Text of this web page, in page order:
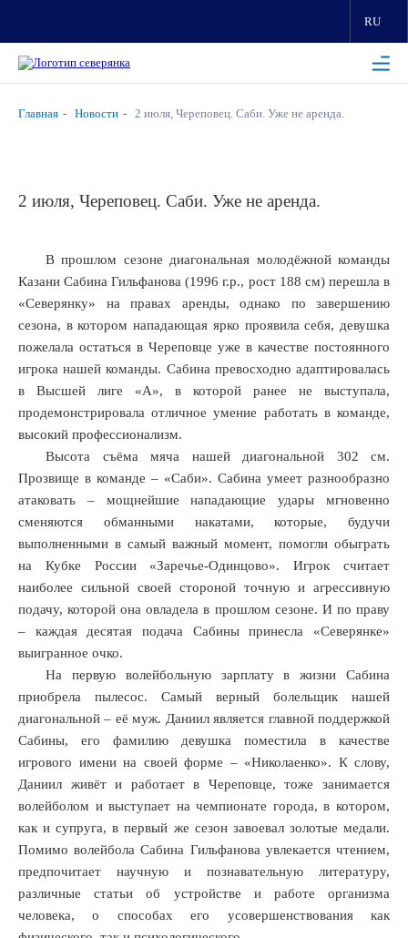
RU
Главная Новости 2 июля, Череповец. Саби. Уже не аренда.
2 июля, Череповец. Саби. Уже не аренда.
В прошлом сезоне диагональная молодёжной команды
Казани Сабина Гильфанова (1996 г.р., рост 188 см) перешла в
«Северянку» на правах аренды, однако по завершению
сезона, в котором нападающая ярко проявила себя, девушка
пожелала остаться в Череповце уже в качестве постоянного
игрока нашей команды. Сабина превосходно адаптировалась
в Высшей лиге «А», в которой ранее не выступала,
продемонстрировала отличное умение работать в команде,
высокий профессионализм.
Высота съёма мяча нашей диагональной 302 см.
Прозвище в команде – «Саби». Сабина умеет разнообразно
атаковать – мощнейшие нападающие удары мгновенно
сменяются обманными накатами, которые, будучи
выполненными в самый важный момент, помогли обыграть
на Кубке России «Заречье-Одинцово». Игрок считает
наиболее сильной своей стороной точную и агрессивную
подачу, которой она овладела в прошлом сезоне. И по праву
– каждая десятая подача Сабины принесла «Северянке»
выигранное очко.
На первую волейбольную зарплату в жизни Сабина
приобрела пылесос. Самый верный болельщик нашей
диагональной – её муж. Даниил является главной поддержкой
Сабины, его фамилию девушка поместила в качестве
игрового имени на своей форме – «Николаенко». К слову,
Даниил живёт и работает в Череповце, тоже занимается
волейболом и выступает на чемпионате города, в котором,
как и супруга, в первый же сезон завоевал золотые медали.
Помимо волейбола Сабина Гильфанова увлекается чтением,
предпочитает научную и познавательную литературу,
различные статьи об устройстве и работе организма
человека, о способах его усовершенствования как